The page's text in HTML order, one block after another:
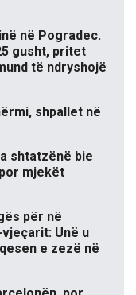
në Pogradec.
gusht, pritet
të ndryshojë
shpallet në
shtatzënë bie
mjekët
për në
Unë u
e zezë në